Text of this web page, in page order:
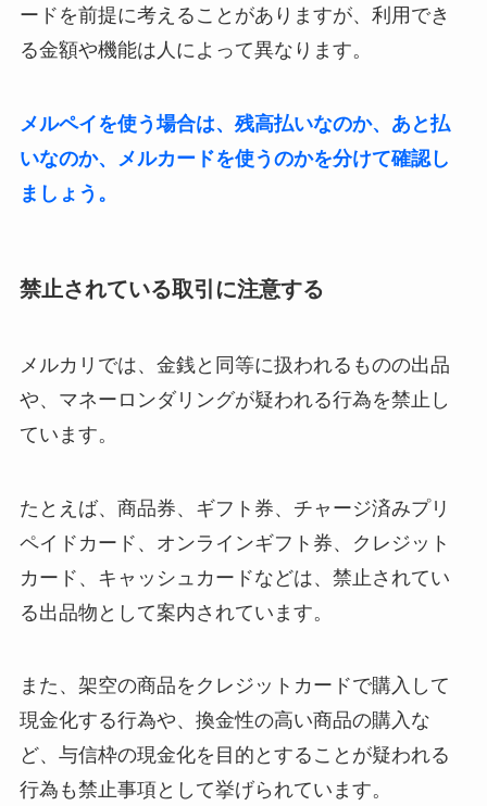
ードを前提に考えることがありますが、利用でき
る金額や機能は人によって異なります。
メルペイを使う場合は、残高払いなのか、あと払
いなのか、メルカードを使うのかを分けて確認し
ましょう。
禁止されている取引に注意する
メルカリでは、金銭と同等に扱われるものの出品
や、マネーロンダリングが疑われる行為を禁止し
ています。
たとえば、商品券、ギフト券、チャージ済みプリ
ペイドカード、オンラインギフト券、クレジット
カード、キャッシュカードなどは、禁止されてい
る出品物として案内されています。
また、架空の商品をクレジットカードで購入して
現金化する行為や、換金性の高い商品の購入な
ど、与信枠の現金化を目的とすることが疑われる
行為も禁止事項として挙げられています。